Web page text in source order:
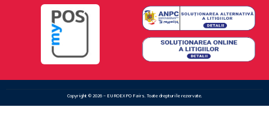
Copyright © 2026 – EUROEXPO Fairs. Toate drepturile rezervate.